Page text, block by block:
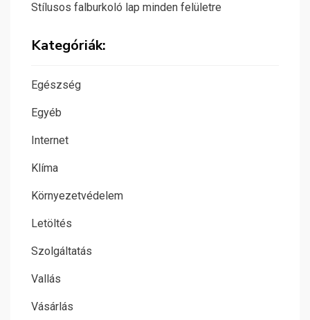
Stílusos falburkoló lap minden felületre
Kategóriák:
Egészség
Egyéb
Internet
Klíma
Környezetvédelem
Letöltés
Szolgáltatás
Vallás
Vásárlás